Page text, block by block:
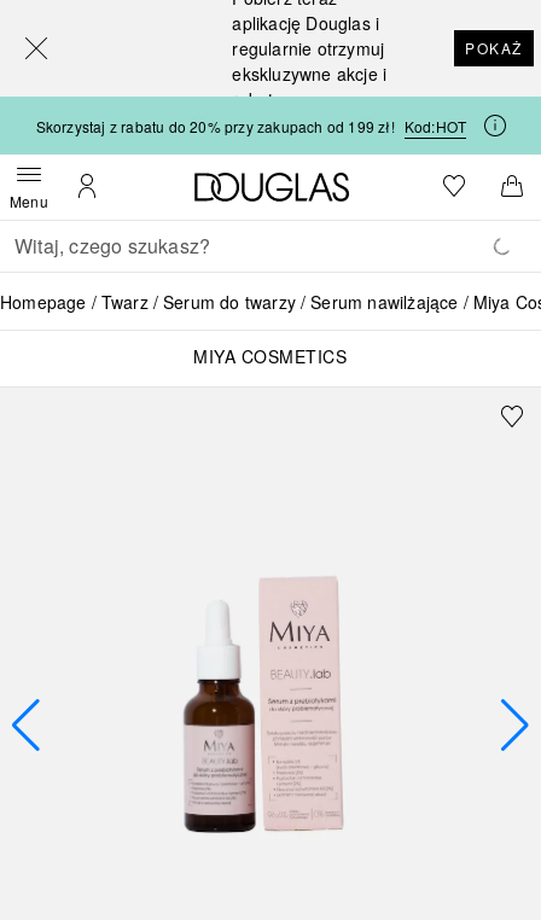
aplikację Douglas i
regularnie otrzymuj
ekskluzywne akcje i
rabaty
POKAŻ
Skorzystaj z rabatu do 20% przy zakupach od 199 zł! Kod:HOT
MenuOtwórz menuMoje konto
Strona główna Douglas
Do listyDo
Wracać
Wykonaj wyszukiwanie
Homepage Twarz Serum do twarzy Serum nawilżające Miya
MIYA COSMETICS
[navigation.slideout.screenreader]